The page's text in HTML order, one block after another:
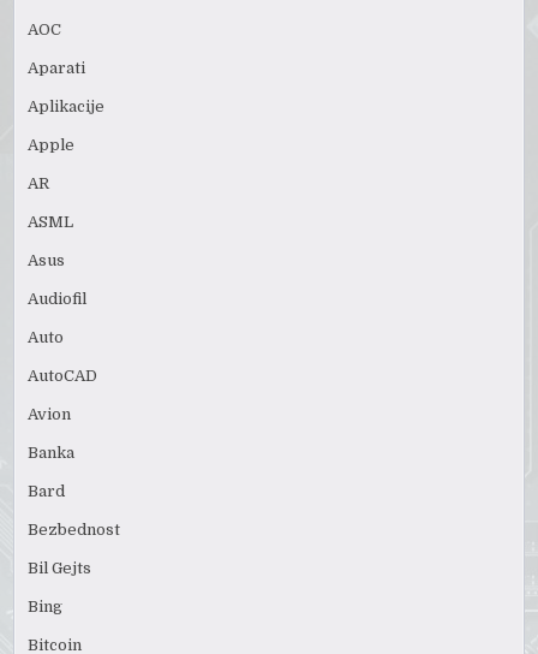
AOC
Aparati
Aplikacije
Apple
AR
ASML
Asus
Audiofil
Auto
AutoCAD
Avion
Banka
Bard
Bezbednost
Bil Gejts
Bing
Bitcoin